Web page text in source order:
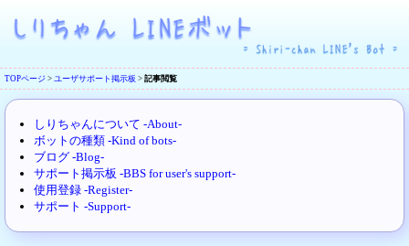
TOPページ > ユーザサポート掲示板 > 記事閲覧
しりちゃんについて -About-
ボットの種類 -Kind of bots-
ブログ -Blog-
サポート掲示板 -BBS for user's support-
使用登録 -Register-
サポート -Support-